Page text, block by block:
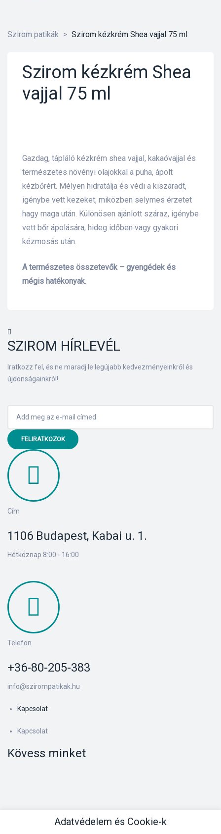
Szirom patikák > Szirom kézkrém Shea vajjal 75 ml
Szirom kézkrém Shea
vajjal 75 ml
Gazdag, tápláló kézkrém shea vajjal, kakaóvajjal és
természetes növényi olajokkal a puha, ápolt
kézbőrért. Mélyen hidratálja és védi a kiszáradt,
igénybe vett kezeket, miközben selymes érzetet
hagy maga után. Különösen ajánlott száraz, igénybe
vett bőr ápolására, hideg időben vagy gyakori
kézmosás után.
A természetes összetevők – gyengédek és
mégis hatékonyak.
SZIROM HÍRLEVÉL
Iratkozz fel, és ne maradj le legújabb kedvezményeinkről és
újdonságainkról!
FELIRATKOZOK
Cím
1106 Budapest, Kabai u. 1.
Hétköznap 8:00 - 16:00
Telefon
+36-80-205-383
info@szirompatikak.hu
Kapcsolat
Kapcsolat
Kövess minket
E-
Adatvédelem és Cookie-k